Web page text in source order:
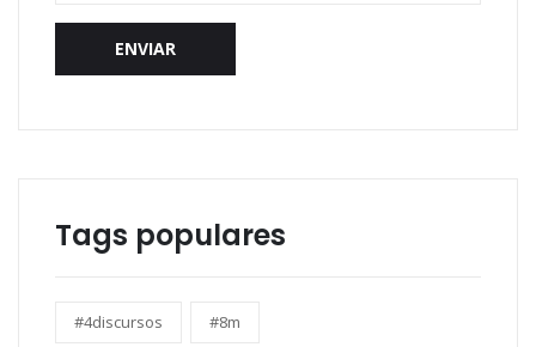
ENVIAR
Tags populares
#4discursos #8m